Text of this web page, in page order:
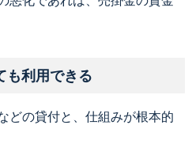
も利用できる
どの貸付と、仕組みが根本的